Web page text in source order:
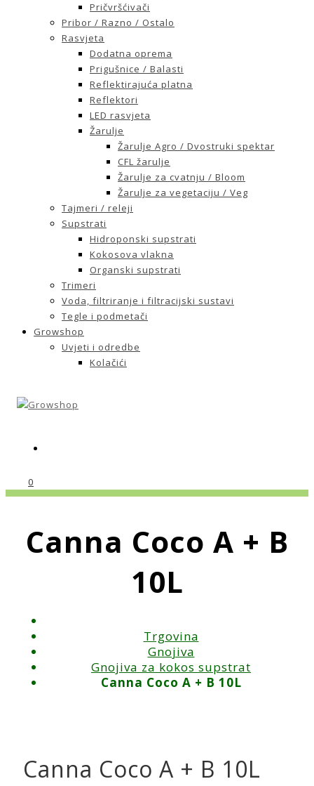
Pričvršćivači
Pribor / Razno / Ostalo
Rasvjeta
Dodatna oprema
Prigušnice / Balasti
Reflektirajuća platna
Reflektori
LED rasvjeta
Žarulje
Žarulje Agro / Dvostruki spektar
CFL žarulje
Žarulje za cvatnju / Bloom
Žarulje za vegetaciju / Veg
Tajmeri / releji
Supstrati
Hidroponski supstrati
Kokosova vlakna
Organski supstrati
Trimeri
Voda, filtriranje i filtracijski sustavi
Tegle i podmetači
Growshop
Uvjeti i odredbe
Kolačići
0
Canna Coco A + B
10L
Trgovina
Gnojiva
Gnojiva za kokos supstrat
Canna Coco A + B 10L
Canna Coco A + B 10L